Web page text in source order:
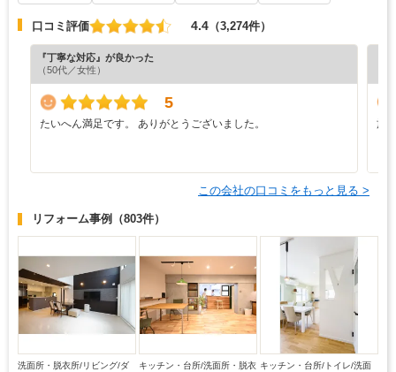
口コミ評価 4.4 （3,274件）
『丁寧な対応』が良かった
（50代／女性）
5
たいへん満足です。 ありがとうございました。
施
この会社の口コミをもっと見る >
リフォーム事例 （803件）
洗面所・脱衣所/リビング/ダ
キッチン・台所/洗面所・脱衣 キッチン・台所/トイレ/洗面